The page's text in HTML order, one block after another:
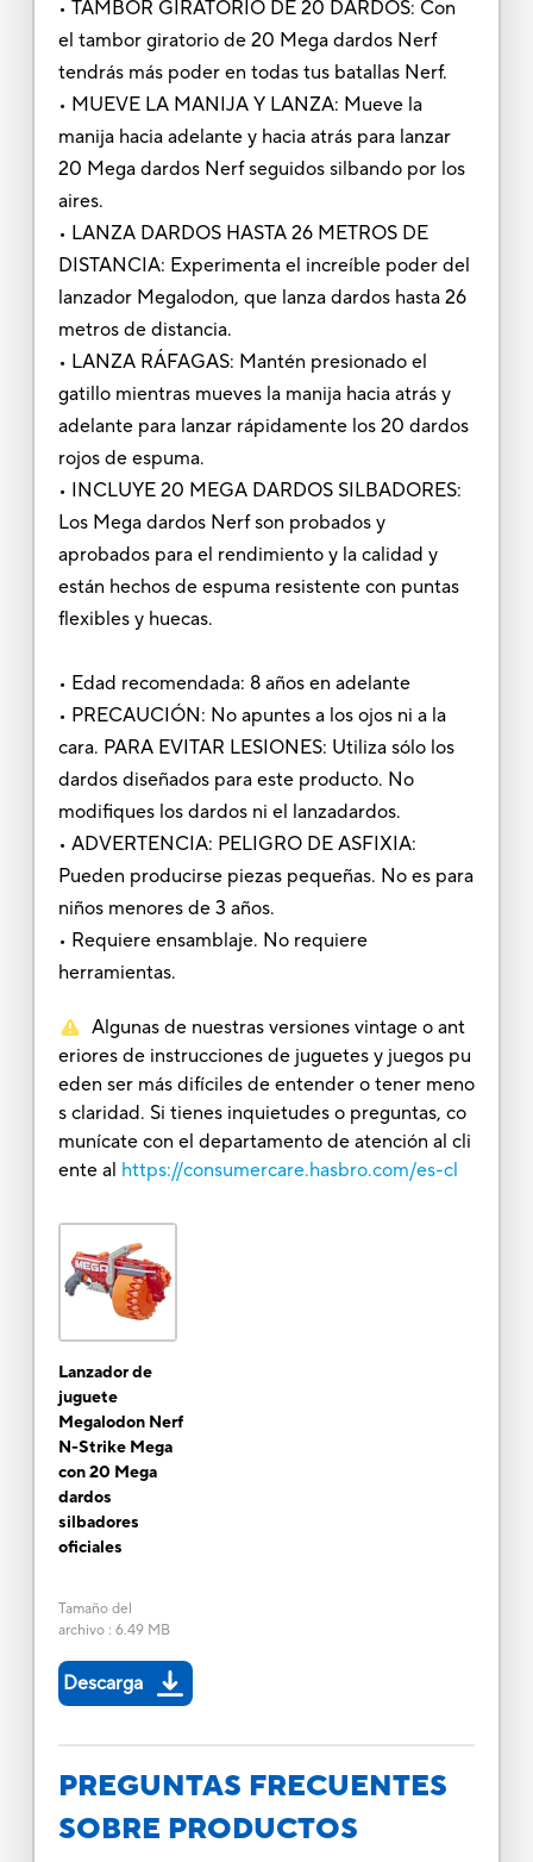
• TAMBOR GIRATORIO DE 20 DARDOS: Con
el tambor giratorio de 20 Mega dardos Nerf
tendrás más poder en todas tus batallas Nerf.
• MUEVE LA MANIJA Y LANZA: Mueve la
manija hacia adelante y hacia atrás para lanzar
20 Mega dardos Nerf seguidos silbando por los
aires.
• LANZA DARDOS HASTA 26 METROS DE
DISTANCIA: Experimenta el increíble poder del
lanzador Megalodon, que lanza dardos hasta 26
metros de distancia.
• LANZA RÁFAGAS: Mantén presionado el
gatillo mientras mueves la manija hacia atrás y
adelante para lanzar rápidamente los 20 dardos
rojos de espuma.
• INCLUYE 20 MEGA DARDOS SILBADORES:
Los Mega dardos Nerf son probados y
aprobados para el rendimiento y la calidad y
están hechos de espuma resistente con puntas
flexibles y huecas.
• Edad recomendada: 8 años en adelante
• PRECAUCIÓN: No apuntes a los ojos ni a la
cara. PARA EVITAR LESIONES: Utiliza sólo los
dardos diseñados para este producto. No
modifiques los dardos ni el lanzadardos.
• ADVERTENCIA: PELIGRO DE ASFIXIA:
Pueden producirse piezas pequeñas. No es para
niños menores de 3 años.
• Requiere ensamblaje. No requiere
herramientas.
Algunas de nuestras versiones vintage o ant
eriores de instrucciones de juguetes y juegos pu
eden ser más difíciles de entender o tener meno
s claridad. Si tienes inquietudes o preguntas, co
munícate con el departamento de atención al cli
ente al https://consumercare.hasbro.com/es-cl
Lanzador de
juguete
Megalodon Nerf
N-Strike Mega
con 20 Mega
dardos
silbadores
oficiales
Tamaño del
archivo: 6.49 MB
Descarga
PREGUNTAS FRECUENTES
SOBRE PRODUCTOS